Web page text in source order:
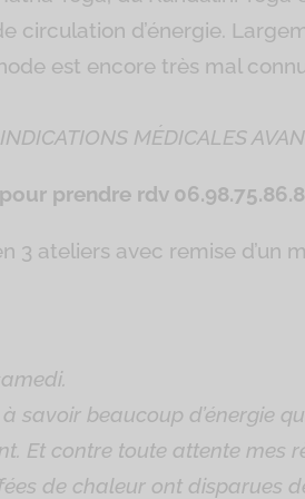
circulation d’énergie.
est encore très mal
MÉDICALES
prendre rdv
3 ateliers avec remise d’un
savoir beaucoup d’énergie
Et contre toute attente mes
de chaleur ont disparues